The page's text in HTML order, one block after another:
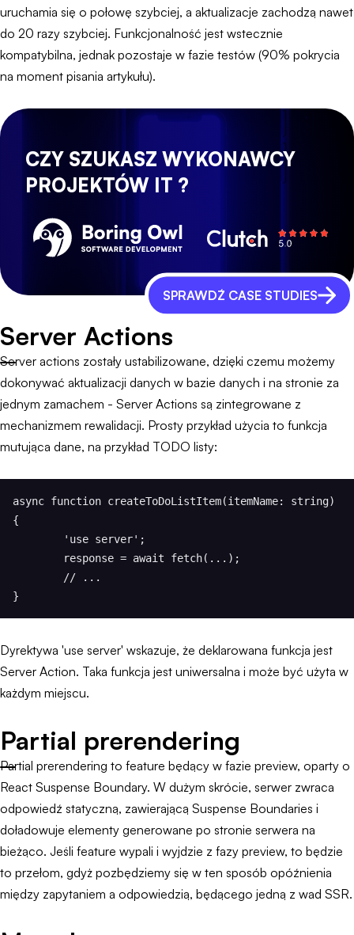
uruchamia się o połowę szybciej, a aktualizacje zachodzą nawet
do 20 razy szybciej. Funkcjonalność jest wstecznie
kompatybilna, jednak pozostaje w fazie testów (90% pokrycia
na moment pisania artykułu).
CZY SZUKASZ WYKONAWCY
PROJEKTÓW IT ?
SPRAWDŹ CASE STUDIES
Server Actions
Server actions zostały ustabilizowane, dzięki czemu możemy
dokonywać aktualizacji danych w bazie danych i na stronie za
jednym zamachem - Server Actions są zintegrowane z
mechanizmem rewalidacji. Prosty przykład użycia to funkcja
mutująca dane, na przykład TODO listy:
async function createToDoListItem(itemName: string)
{
}
Dyrektywa 'use server' wskazuje, że deklarowana funkcja jest
Server Action. Taka funkcja jest uniwersalna i może być użyta w
każdym miejscu.
Partial prerendering
Partial prerendering to feature będący w fazie preview, oparty o
React Suspense Boundary. W dużym skrócie, serwer zwraca
odpowiedź statyczną, zawierającą Suspense Boundaries i
doładowuje elementy generowane po stronie serwera na
bieżąco. Jeśli feature wypali i wyjdzie z fazy preview, to będzie
to przełom, gdyż pozbędziemy się w ten sposób opóźnienia
między zapytaniem a odpowiedzią, będącego jedną z wad SSR.